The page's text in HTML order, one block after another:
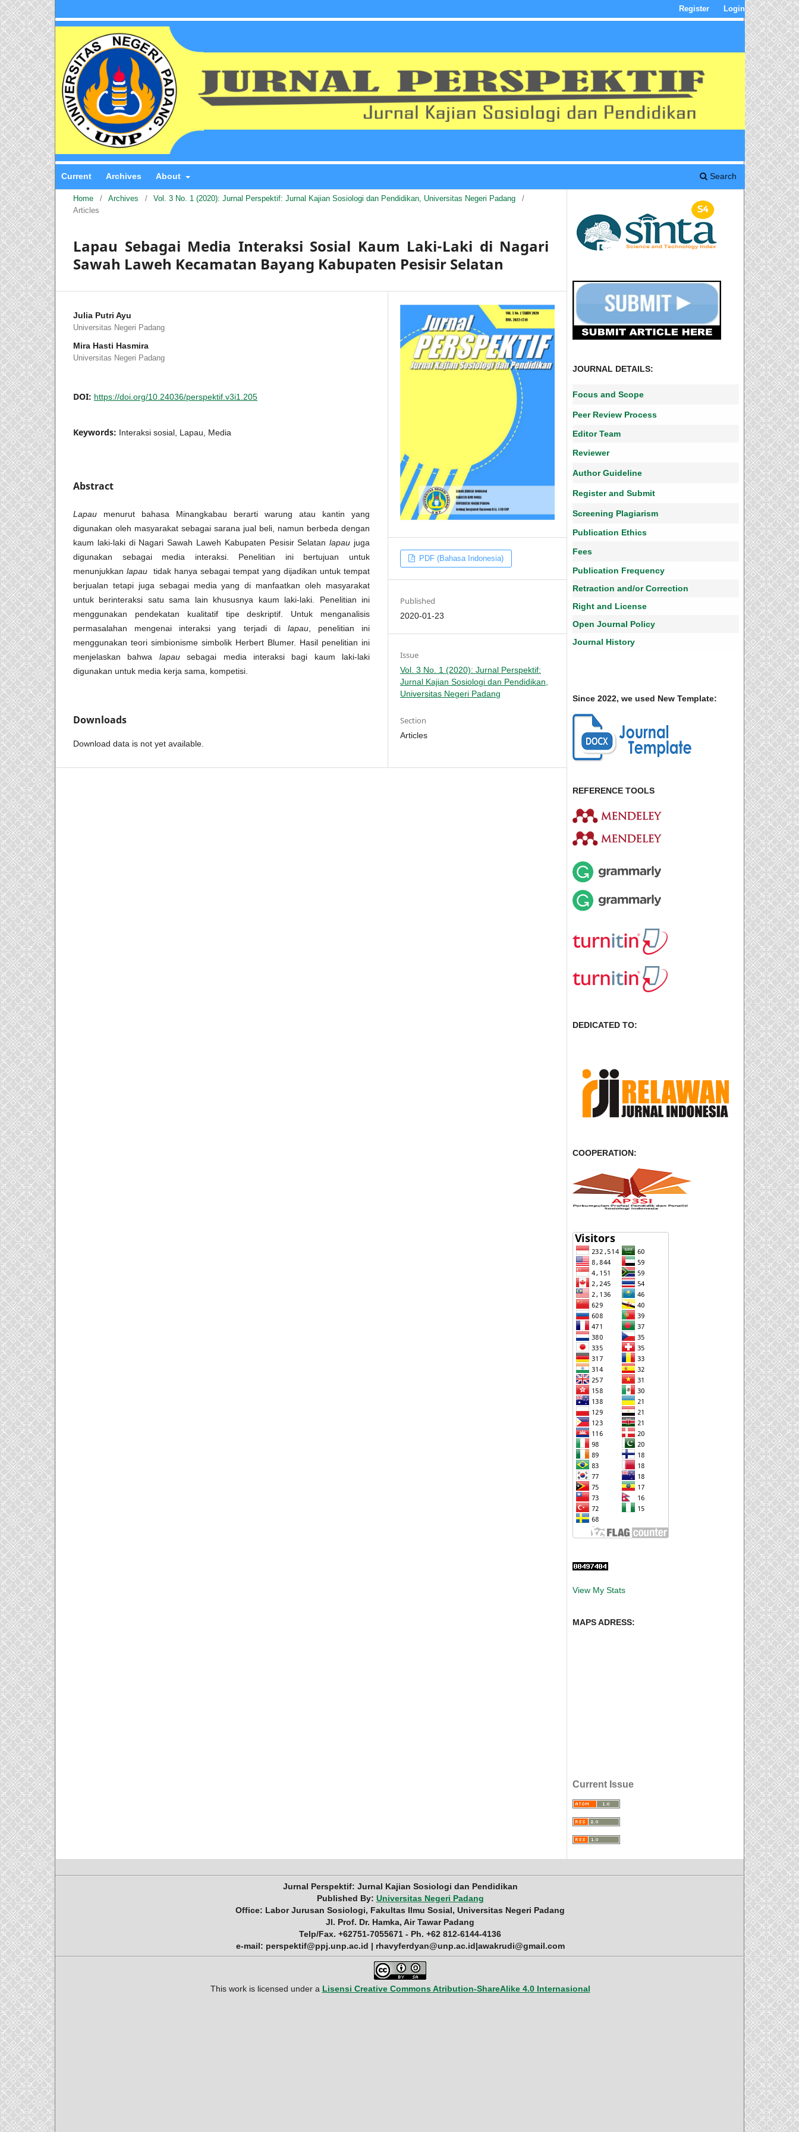
Current Archives About Search
Register Login
Home / Archives / Vol. 3 No. 1 (2020): Jurnal Perspektif: Jurnal Kajian Sosiologi dan Pendidikan, Universitas Negeri Padang
/
Articles
Lapau Sebagai Media Interaksi Sosial Kaum Laki-Laki di Nagari
Sawah Laweh Kecamatan Bayang Kabupaten Pesisir Selatan
Julia Putri Ayu
Universitas Negeri Padang
Mira Hasti Hasmira
Universitas Negeri Padang
DOI: https://doi.org/10.24036/perspektif.v3i1.205
Keywords: Interaksi sosial, Lapau, Media
Abstract
Lapau menurut bahasa Minangkabau berarti warung atau kantin yang
digunakan oleh masyarakat sebagai sarana jual beli, namun berbeda dengan
kaum laki-laki di Nagari Sawah Laweh Kabupaten Pesisir Selatanlapau juga
digunakan sebagai media interaksi. Penelitian ini bertujuan untuk
menunjukkan lapau tidak hanya sebagai tempat yang dijadikan untuk tempat
berjualan tetapi juga sebagai media yang di manfaatkan oleh masyarakat
untuk berinteraksi satu sama lain khususnya kaum laki-laki. Penelitian ini
menggunakan pendekatan kualitatif tipe deskriptif. Untuk menganalisis
permasalahan mengenai interaksi yang terjadi di lapau, penelitian ini
menggunakan teori simbionisme simbolik Herbert Blumer. Hasil penelitian ini
menjelaskan bahwa lapausebagai media interaksi bagi kaum laki-laki
digunakan untuk media kerja sama, kompetisi.
Downloads
Download data is not yet available.
PDF (Bahasa Indonesia)
Published
2020-01-23
Issue
Vol. 3 No. 1 (2020): Jurnal Perspektif:
Jurnal Kajian Sosiologi dan Pendidikan,
Universitas Negeri Padang
Section
Articles
JOURNAL DETAILS:
Focus and Scope
Peer Review Process
Editor Team
Reviewer
Author Guideline
Register and Submit
Screening Plagiarism
Publication Ethics
Fees
Publication Frequency
Retraction and/or Correction
Right and License
Open Journal Policy
Journal History
Since 2022, we used New Template:
REFERENCE TOOLS
DEDICATED TO:
COOPERATION:
View My Stats
MAPS ADRESS:
Current Issue
Jurnal Perspektif: Jurnal Kajian Sosiologi dan Pendidikan
Published By: Universitas Negeri Padang
Office: Labor Jurusan Sosiologi, Fakultas Ilmu Sosial, Universitas Negeri Padang
Jl. Prof. Dr. Hamka, Air Tawar Padang
Telp/Fax. +62751-7055671 - Ph. +62 812-6144-4136
e-mail: perspektif@ppj.unp.ac.id | rhavyferdyan@unp.ac.id|awakrudi@gmail.com
This work is licensed under a Lisensi Creative Commons Atribution-ShareAlike 4.0 Internasional